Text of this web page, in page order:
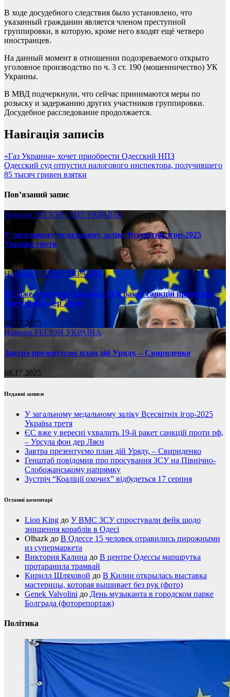
В ходе досудебного следствия было установлено, что
указанный гражданин является членом преступной
группировки, в которую, кроме него входят ещё четверо
иностранцев.
На данный момент в отношении подозреваемого открыто
уголовное производство по ч. 3 ст. 190 (мошенничество) УК
Украины.
В МВД подчеркнули, что сейчас принимаются меры по
розыску и задержанию других участников группировки.
Досудебное расследование продолжается.
Навігація записів
«Газ Украина» хочет приобрести Одесский НПЗ
Одесский суд отпустил налогового инспектора, получившего
85 тысяч гривен взятки
Пов’язаний запис
Новини РЕГІОНСВІТ УКРАЇНА
У загальному медальному заліку Всесвітніх ігор-2025
Україна третя
08.17.2025
НовиниРЕГІОН УКРАЇНА
ЄС вже у вересні ухвалить 19-й ракет санкцій проти рф, –
Урсула фон дер Ляєн
08.17.2025
Новини РЕГІОН УКРАЇНА
Завтра презентуємо план дій Уряду, – Свириденко
08.17.2025
Недавні записи
У загальному медальному заліку Всесвітніх ігор-2025
Україна третя
ЄС вже у вересні ухвалить 19-й ракет санкцій проти рф,
– Урсула фон дер Ляєн
Завтра презентуємо план дій Уряду, – Свириденко
Генштаб повідомив про просування ЗСУ на Північно-
Слобожанському напрямку
Зустріч “Коаліції охочих” відбудеться 17 серпня
Останні коментарі
Lion King до У ВМС ЗСУ спростували фейк щодо
знищення кораблів в Одесі
Olhazk до В Одессе 15 человек отравились пирожными
из супермаркета
Виктория Калина до В центре Одессы маршрутка
протаранила трамвай
Кирилл Шляховой до В Килии открылась выставка
мастерицы, которая вышивает без рук (фото)
Genek Valvolini до День музыканта в городском парке
Болграда (фоторепортаж)
Політика